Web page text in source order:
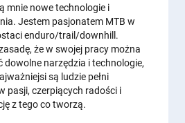
mnie nowe technologie i
Jestem pasjonatem MTB w
enduro/trail/downhill.
że w swojej pracy można
dowolne narzędzia i technologie,
są ludzie pełni
pasji, czerpiących radości i
z tego co tworzą.